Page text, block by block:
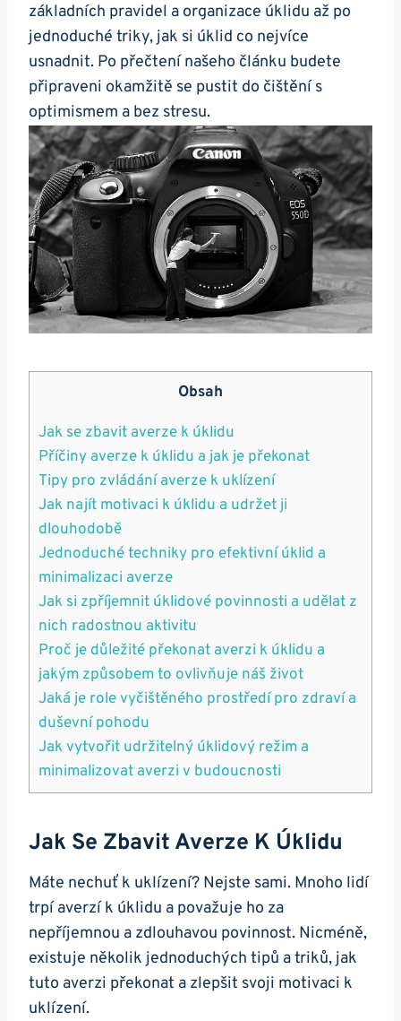
základních pravidel a organizace úklidu až po
jednoduché triky, jak si úklid co nejvíce
usnadnit. Po přečtení našeho článku budete
připraveni okamžitě se pustit do čištění s
optimismem a bez stresu.
Obsah
Jak se zbavit averze k úklidu
Příčiny averze k úklidu a jak je překonat
Tipy pro zvládání averze k uklízení
Jak najít motivaci k úklidu a udržet ji
dlouhodobě
Jednoduché techniky pro efektivní úklid a
minimalizaci averze
Jak si zpříjemnit úklidové povinnosti a udělat z
nich radostnou aktivitu
Proč je důležité překonat averzi k úklidu a
jakým způsobem to ovlivňuje náš život
Jaká je role vyčištěného prostředí pro zdraví a
duševní pohodu
Jak vytvořit udržitelný úklidový režim a
minimalizovat averzi v budoucnosti
Jak Se Zbavit Averze K Úklidu
Máte nechuť k uklízení? Nejste sami. Mnoho lidí
trpí averzí k úklidu a považuje ho za
nepříjemnou a zdlouhavou povinnost. Nicméně,
existuje několik jednoduchých tipů a triků, jak
tuto averzi překonat a zlepšit svoji motivaci k
uklízení.